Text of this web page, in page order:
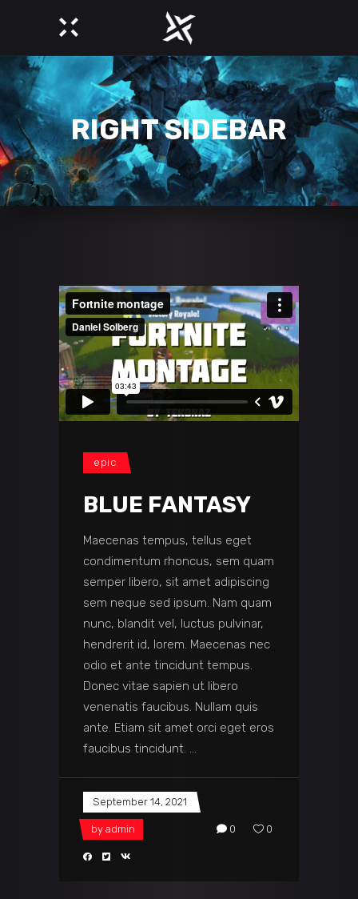
RIGHT SIDEBAR
epic
BLUE FANTASY
Maecenas tempus, tellus eget
condimentum rhoncus, sem quam
semper libero, sit amet adipiscing
sem neque sed ipsum. Nam quam
nunc, blandit vel, luctus pulvinar,
hendrerit id, lorem. Maecenas nec
odio et ante tincidunt tempus.
Donec vitae sapien ut libero
venenatis faucibus. Nullam quis
ante. Etiam sit amet orci eget eros
faucibus tincidunt.
September 14, 2021
by admin 0 0